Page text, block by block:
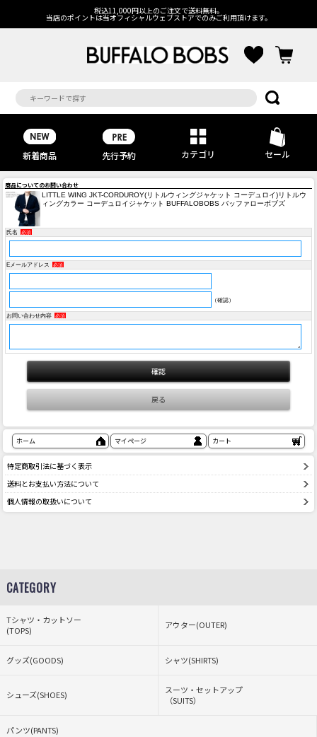
税込11,000円以上のご注文で送料無料。
当店のポイントは当オフィシャルウェブストアでのみご利用頂けます。
新着商品 先行予約 カテゴリ セール
商品についてのお問い合わせ
LITTLE WING JKT-CORDUROY(リトルウィングジャケット コーデュロイ)リトルウ
ィングカラー コーデュロイジャケット BUFFALOBOBS バッファローボブズ
氏名 必須
Eメールアドレス 必須
（確認）
お問い合わせ内容 必須
ホーム マイページ カート
特定商取引法に基づく表示
送料とお支払い方法について
個人情報の取扱いについて
CATEGORY
Tシャツ・カットソー
(TOPS)
アウター(OUTER)
グッズ(GOODS) シャツ(SHIRTS)
シューズ(SHOES)
スーツ・セットアップ
（SUITS）
パンツ(PANTS)